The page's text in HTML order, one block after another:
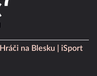
Hráči na Blesku
iSport